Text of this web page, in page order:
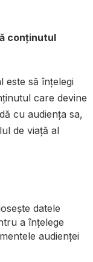
conținutul
este să înțelegi
care devine
cu audiența sa,
de viață al
datele
a înțelege
audienței